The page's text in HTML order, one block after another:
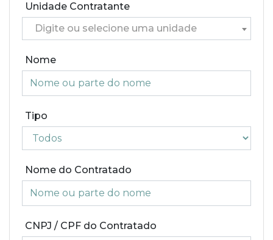
Unidade Contratante
Digite ou selecione uma unidade
Nome
Tipo
Nome do Contratado
CNPJ / CPF do Contratado